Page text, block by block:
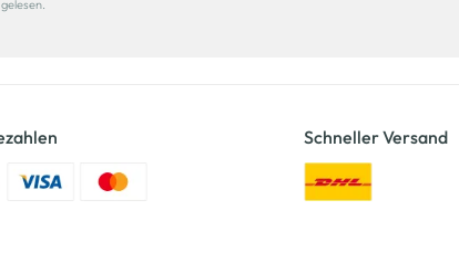
Schneller Versand